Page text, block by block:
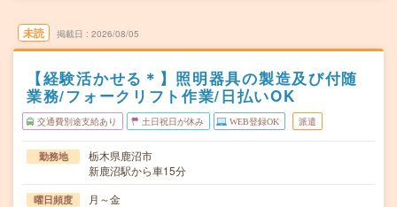
未読 掲載日 2026/08/05
【経験活かせる＊】照明器具の製造及び付随
業務/フォークリフト作業/日払いOK
交通費別途支給あり 土日祝日が休み WEB登録OK 派遣
勤務地
栃木県鹿沼市
新鹿沼駅から車15分
曜日頻度 月～金